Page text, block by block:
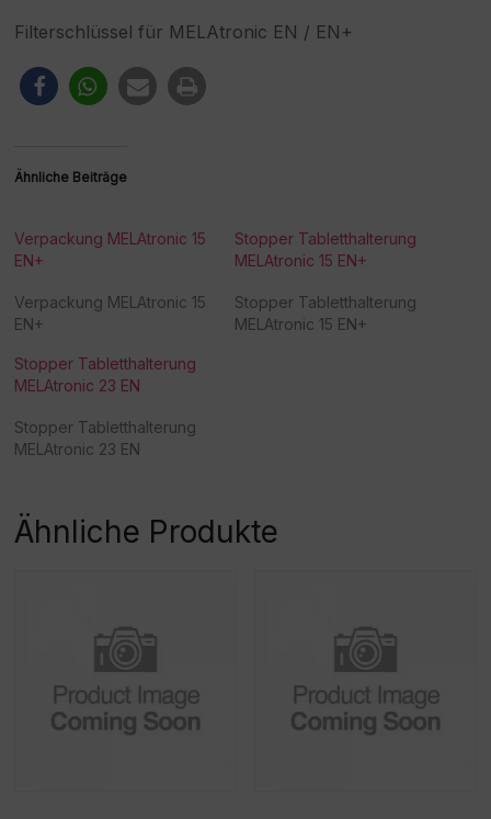
Filterschlüssel für MELAtronic EN / EN+
Ähnliche Beiträge
Verpackung MELAtronic 15
EN+
Verpackung MELAtronic 15
EN+
Stopper Tabletthalterung
MELAtronic 15 EN+
Stopper Tabletthalterung
MELAtronic 15 EN+
Stopper Tabletthalterung
MELAtronic 23 EN
Stopper Tabletthalterung
MELAtronic 23 EN
Ähnliche Produkte